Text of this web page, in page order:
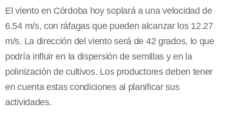
El viento en Córdoba hoy soplará a una velocidad de
6.54 m/s, con ráfagas que pueden alcanzar los 12.27
m/s. La dirección del viento será de 42 grados, lo que
podría influir en la dispersión de semillas y en la
polinización de cultivos. Los productores deben tener
en cuenta estas condiciones al planificar sus
actividades.